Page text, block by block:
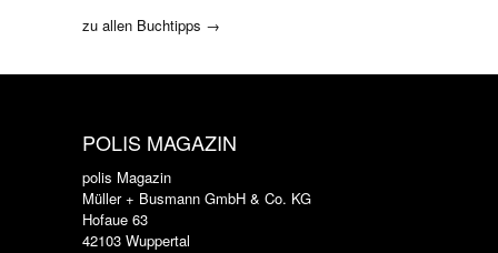
zu allen Buchtipps →
POLIS MAGAZIN
polis Magazin
Müller + Busmann GmbH & Co. KG
Hofaue 63
42103 Wuppertal